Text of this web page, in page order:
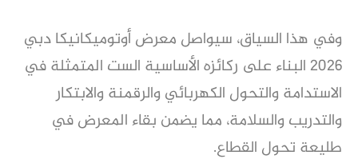
وفي هذا السياق، سيواصل معرض أوتوميكانيكا دبي
2026 البناء على ركائزه الأساسية الست المتمثلة في
الاستدامة والتحول الكهربائي والرقمنة والابتكار
والتدريب والسلامة، مما يضمن بقاء المعرض في
طليعة تحول القطاع.